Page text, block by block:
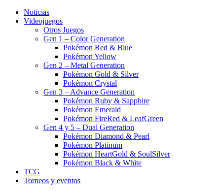
Noticias
Videojuegos
Otros Juegos
Gen 1 – Color Generation
Pokémon Red & Blue
Pokémon Yellow
Gen 2 – Metal Generation
Pokémon Gold & Silver
Pokémon Crystal
Gen 3 – Advance Generation
Pokémon Ruby & Sapphire
Pokémon Emerald
Pokémon FireRed & LeafGreen
Gen 4 y 5 – Dual Generation
Pokémon Diamond & Pearl
Pokémon Platinum
Pokémon HeartGold & SoulSilver
Pokémon Black & White
TCG
Torneos y eventos